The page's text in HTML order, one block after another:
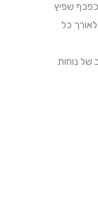
שפיץ
כל
של נוחות